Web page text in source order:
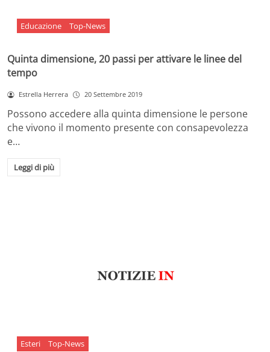
Educazione Top-News
Quinta dimensione, 20 passi per attivare le linee del
tempo
Estrella Herrera 20 Settembre 2019
Possono accedere alla quinta dimensione le persone
che vivono il momento presente con consapevolezza
e…
Leggi di più
Esteri Top-News